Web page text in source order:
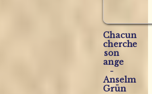
Chacun
cherche
son
ange
-
Anselm
Grün